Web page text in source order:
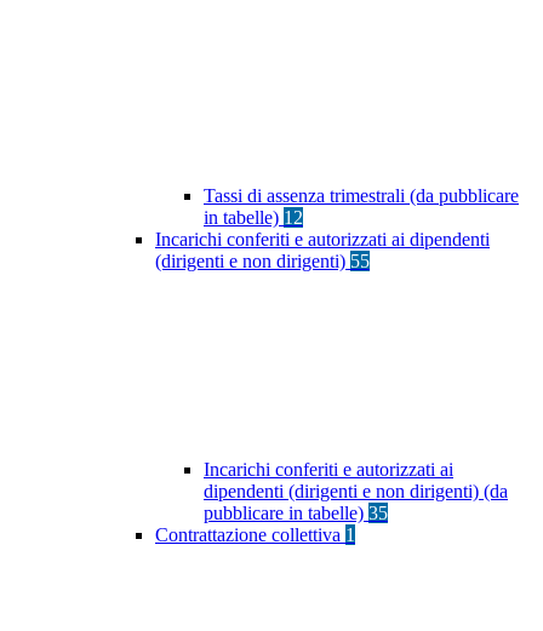
Tassi di assenza trimestrali (da pubblicare
in tabelle) 12
Incarichi conferiti e autorizzati ai dipendenti
(dirigenti e non dirigenti) 55
Incarichi conferiti e autorizzati ai
dipendenti (dirigenti e non dirigenti) (da
pubblicare in tabelle) 35
Contrattazione collettiva 1